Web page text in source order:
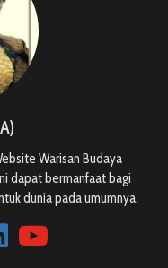
Warisan Budaya
dapat bermanfaat bagi
dunia pada umumnya.